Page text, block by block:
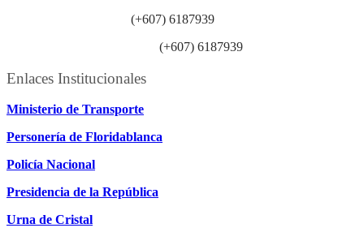
(+607) 6187939
(+607) 6187939
Enlaces Institucionales
Ministerio de Transporte
Personería de Floridablanca
Policía Nacional
Presidencia de la República
Urna de Cristal